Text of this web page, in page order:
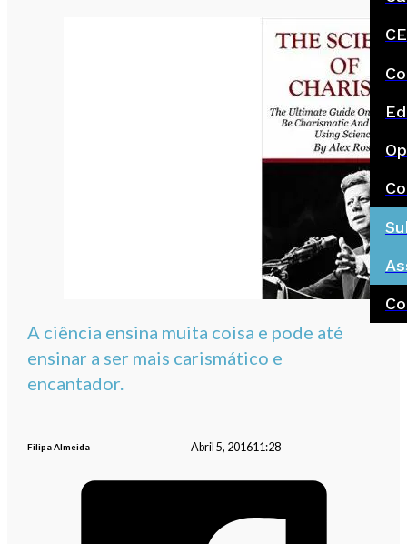
A ciência ensina muita coisa e pode até
ensinar a ser mais carismático e
encantador.
Filipa Almeida Abril 5, 201611:28